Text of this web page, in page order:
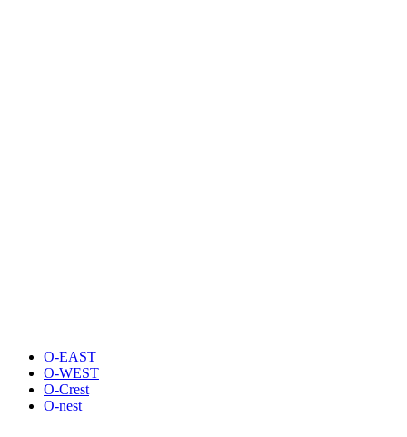
O-EAST
O-WEST
O-Crest
O-nest